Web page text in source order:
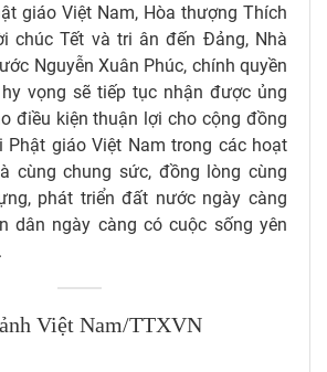
giáo Việt Nam, Hòa thượng Thích
chúc Tết và tri ân đến Đảng, Nhà
Nguyễn Xuân Phúc, chính quyền
vọng sẽ tiếp tục nhận được ủng
điều kiện thuận lợi cho cộng đồng
Phật giáo Việt Nam trong các hoạt
cùng chung sức, đồng lòng cùng
phát triển đất nước ngày càng
dân ngày càng có cuộc sống yên
Việt Nam/TTXVN